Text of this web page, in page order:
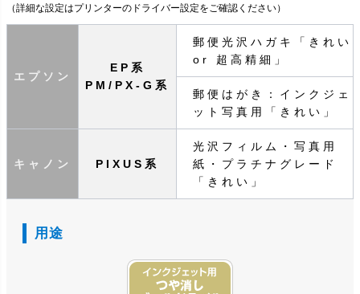
（詳細な設定はプリンターのドライバー設定をご確認ください）
エプソン
EP系
PM/PX-G系
郵便光沢ハガキ「きれい
or 超高精細」
郵便はがき：インクジェ
ット写真用「きれい」
キャノン PIXUS系
光沢フィルム・写真用
紙・プラチナグレード
「きれい」
用途